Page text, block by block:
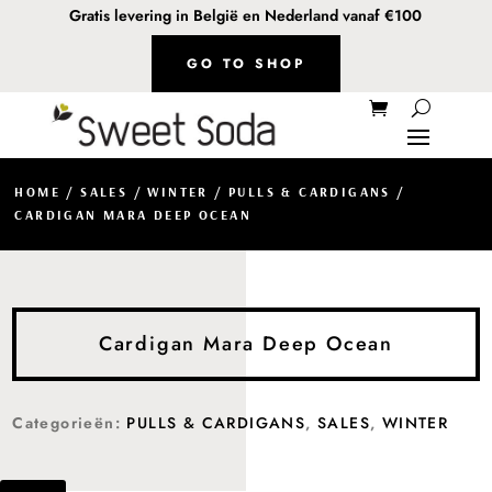
Gratis levering in België en Nederland vanaf €100
GO TO SHOP
HOME /SALES /WINTER / PULLS & CARDIGANS /
CARDIGAN MARA DEEP OCEAN
Cardigan Mara Deep Ocean
Categorieën: PULLS & CARDIGANS,SALES, WINTER